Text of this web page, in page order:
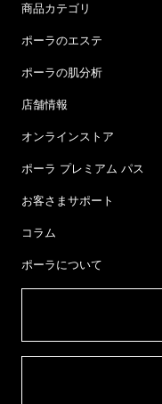
商品カテゴリ
ポーラのエステ
ポーラの肌分析
店舗情報
オンラインストア
ポーラ プレミアム パス
お客さまサポート
コラム
ポーラについて